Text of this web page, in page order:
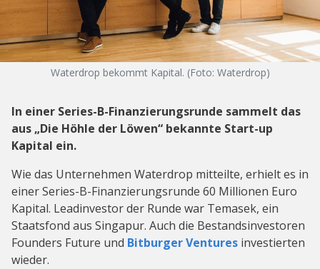
Waterdrop bekommt Kapital. (Foto: Waterdrop)
In einer Series-B-Finanzierungsrunde sammelt das
aus „Die Höhle der Löwen“ bekannte Start-up
Kapital ein.
Wie das Unternehmen Waterdrop mitteilte, erhielt es in
einer Series-B-Finanzierungsrunde 60 Millionen Euro
Kapital. Leadinvestor der Runde war Temasek, ein
Staatsfond aus Singapur. Auch die Bestandsinvestoren
Founders Future und Bitburger Ventures investierten
wieder.